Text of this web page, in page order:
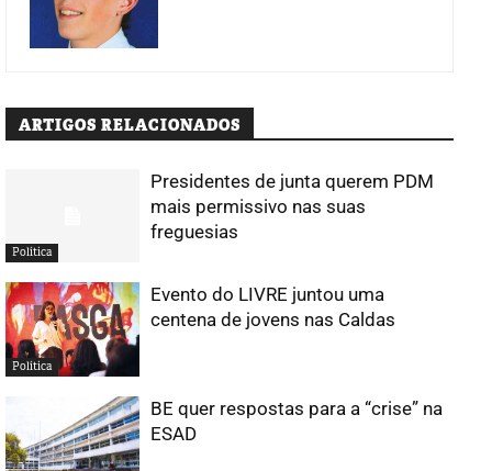
ARTIGOS RELACIONADOS
Política
Presidentes de junta querem PDM
mais permissivo nas suas
freguesias
Política
Evento do LIVRE juntou uma
centena de jovens nas Caldas
BE quer respostas para a “crise” na
ESAD